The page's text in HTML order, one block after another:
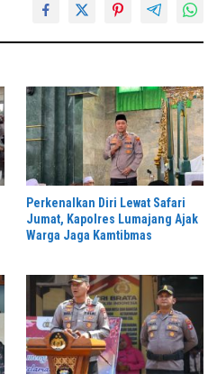
Perkenalkan Diri Lewat Safari
Jumat, Kapolres Lumajang Ajak
Warga Jaga Kamtibmas